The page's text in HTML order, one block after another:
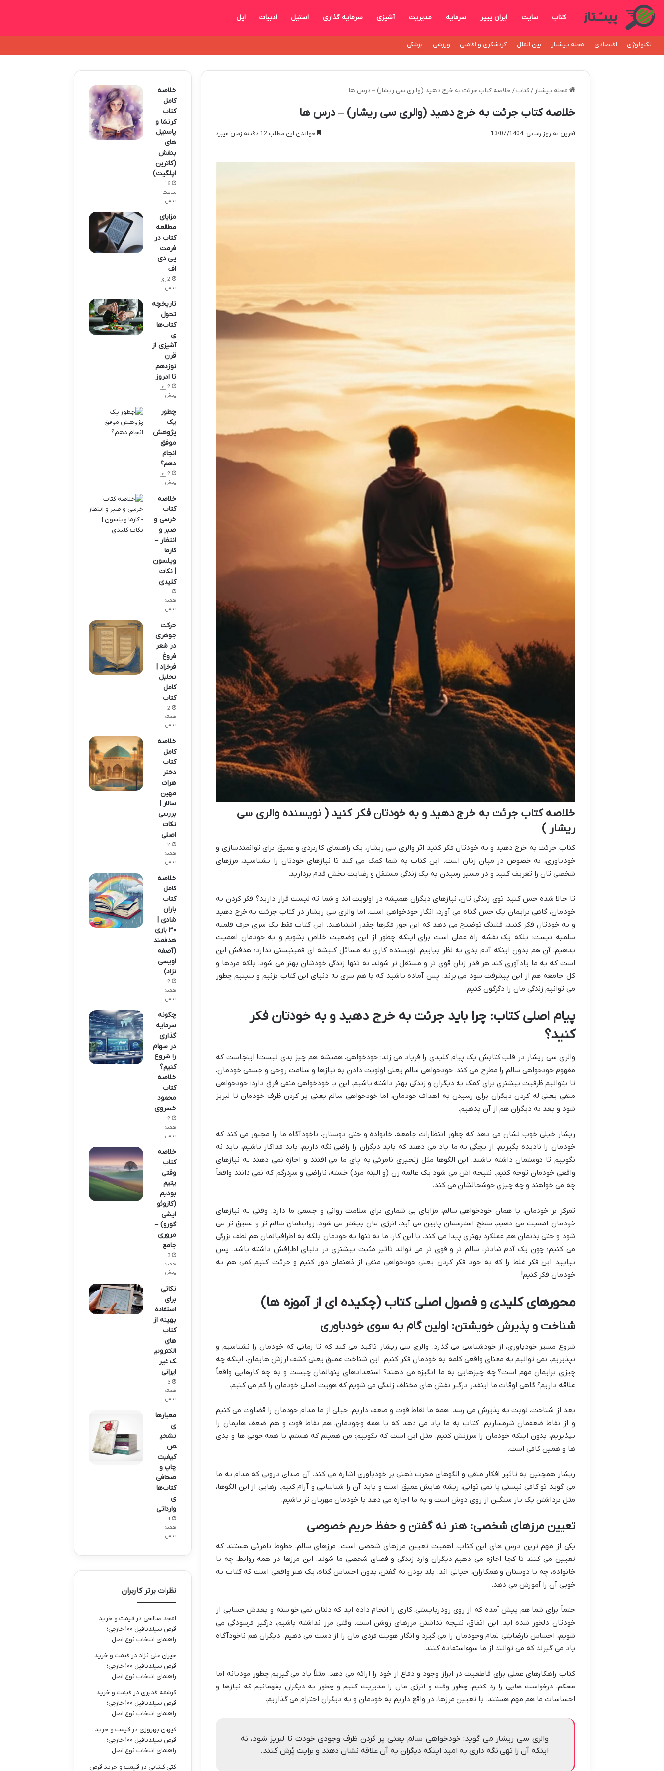
کتاب سایت ایران پیپر سرمایه مدیریت آشپزی سرمایه گذاری استیل ادبیات اپل
تکنولوژی اقتصادی مجله پیشتاز بین الملل گردشگری و اقامتی ورزشی پزشکی
مجله پیشتاز / کتاب / خلاصه کتاب جرئت به خرج دهید (والری سی ریشار) – درس ها
خلاصه کتاب جرئت به خرج دهید (والری سی ریشار) – درس ها
آخرین به روز رسانی: 13/07/1404 خواندن این مطلب 12 دقیقه زمان میبرد
خلاصه کتاب جرئت به خرج دهید و به خودتان فکر کنید ( نویسنده والری سی
ریشار )
کتاب جرئت به خرج دهید و به خودتان فکر کنید اثر والری سی ریشار، یک راهنمای کاربردی و عمیق برای توانمندسازی و
خودباوری، به خصوص در میان زنان است. این کتاب به شما کمک می کند تا نیازهای خودتان را بشناسید، مرزهای
شخصی تان را تعریف کنید و در مسیر رسیدن به یک زندگی مستقل و رضایت بخش قدم بردارید.
تا حالا شده حس کنید توی زندگی تان، نیازهای دیگران همیشه در اولویت اند و شما ته لیست قرار دارید؟ فکر کردن به
خودمان، گاهی برایمان یک حس گناه می آورد، انگار خودخواهی است. اما والری سی ریشار در کتاب جرئت به خرج دهید
و به خودتان فکر کنید، قشنگ توضیح می دهد که این جور فکرها چقدر اشتباهند. این کتاب فقط یک سری حرف قلمبه
سلمبه نیست؛ بلکه یک نقشه راه عملی است برای اینکه چطور از این وضعیت خلاص بشویم و به خودمان اهمیت
بدهیم، آن هم بدون اینکه آدم بدی به نظر بیاییم. نویسنده کاری به مسائل کلیشه ای فمینیستی ندارد؛ هدفش این
است که به ما یادآوری کند هر قدر زنان قوی تر و مستقل تر شوند، نه تنها زندگی خودشان بهتر می شود، بلکه مردها و
کل جامعه هم از این پیشرفت سود می برند. پس آماده باشید که با هم سری به دنیای این کتاب بزنیم و ببینیم چطور
می توانیم زندگی مان را دگرگون کنیم.
پیام اصلی کتاب: چرا باید جرئت به خرج دهید و به خودتان فکر
کنید؟
والری سی ریشار در قلب کتابش یک پیام کلیدی را فریاد می زند: خودخواهی، همیشه هم چیز بدی نیست! اینجاست که
مفهوم خودخواهی سالم را مطرح می کند. خودخواهی سالم یعنی اولویت دادن به نیازها و سلامت روحی و جسمی خودمان،
تا بتوانیم ظرفیت بیشتری برای کمک به دیگران و زندگی بهتر داشته باشیم. این با خودخواهی منفی فرق دارد؛ خودخواهی
منفی یعنی له کردن دیگران برای رسیدن به اهداف خودمان، اما خودخواهی سالم یعنی پر کردن ظرف خودمان تا لبریز
شود و بعد به دیگران هم از آن بدهیم.
ریشار خیلی خوب نشان می دهد که چطور انتظارات جامعه، خانواده و حتی دوستان، ناخودآگاه ما را مجبور می کند که
خودمان را نادیده بگیریم. از بچگی به ما یاد می دهند که باید دیگران را راضی نگه داریم، باید فداکار باشیم، باید نه
نگوییم تا دوستمان داشته باشند. این الگوها مثل زنجیری نامرئی به پای ما می افتند و اجازه نمی دهند به نیازهای
واقعی خودمان توجه کنیم. نتیجه اش می شود یک عالمه زن (و البته مرد) خسته، ناراضی و سردرگم که نمی دانند واقعاً
چه می خواهند و چه چیزی خوشحالشان می کند.
تمرکز بر خودمان، یا همان خودخواهی سالم، مزایای بی شماری برای سلامت روانی و جسمی ما دارد. وقتی به نیازهای
خودمان اهمیت می دهیم، سطح استرسمان پایین می آید، انرژی مان بیشتر می شود، روابطمان سالم تر و عمیق تر می
شود و حتی بدنمان هم عملکرد بهتری پیدا می کند. با این کار، ما نه تنها به خودمان بلکه به اطرافیانمان هم لطف بزرگی
می کنیم؛ چون یک آدم شادتر، سالم تر و قوی تر می تواند تاثیر مثبت بیشتری در دنیای اطرافش داشته باشد. پس
بیایید این فکر غلط را که به خود فکر کردن یعنی خودخواهی منفی از ذهنمان دور کنیم و جرئت کنیم کمی هم به
خودمان فکر کنیم!
محورهای کلیدی و فصول اصلی کتاب (چکیده ای از آموزه ها)
شناخت و پذیرش خویشتن: اولین گام به سوی خودباوری
شروع مسیر خودباوری، از خودشناسی می گذرد. والری سی ریشار تاکید می کند که تا زمانی که خودمان را نشناسیم و
نپذیریم، نمی توانیم به معنای واقعی کلمه به خودمان فکر کنیم. این شناخت عمیق یعنی کشف ارزش هایمان، اینکه چه
چیزی برایمان مهم است؟ چه چیزهایی به ما انگیزه می دهند؟ استعدادهای پنهانمان چیست و به چه کارهایی واقعاً
علاقه داریم؟ گاهی اوقات ما اینقدر درگیر نقش های مختلف زندگی می شویم که هویت اصلی خودمان را گم می کنیم.
بعد از شناخت، نوبت به پذیرش می رسد. همه ما نقاط قوت و ضعف داریم. خیلی از ما مدام خودمان را قضاوت می کنیم
و از نقاط ضعفمان شرمساریم. کتاب به ما یاد می دهد که با همه وجودمان، هم نقاط قوت و هم ضعف هایمان را
بپذیریم، بدون اینکه خودمان را سرزنش کنیم. مثل این است که بگوییم: من همینم که هستم، با همه خوبی ها و بدی
ها و همین کافی است.
ریشار همچنین به تاثیر افکار منفی و الگوهای مخرب ذهنی بر خودباوری اشاره می کند. آن صدای درونی که مدام به ما
می گوید تو کافی نیستی یا نمی توانی، ریشه هایش عمیق است و باید آن را شناسایی و آرام کنیم. رهایی از این الگوها،
مثل برداشتن یک بار سنگین از روی دوش است و به ما اجازه می دهد با خودمان مهربان تر باشیم.
تعیین مرزهای شخصی: هنر نه گفتن و حفظ حریم خصوصی
یکی از مهم ترین درس های این کتاب، اهمیت تعیین مرزهای شخصی است. مرزهای سالم، خطوط نامرئی هستند که
تعیین می کنند تا کجا اجازه می دهیم دیگران وارد زندگی و فضای شخصی ما شوند. این مرزها در همه روابط، چه با
خانواده، چه با دوستان و همکاران، حیاتی اند. بلد بودن نه گفتن، بدون احساس گناه، یک هنر واقعی است که کتاب به
خوبی آن را آموزش می دهد.
حتماً برای شما هم پیش آمده که از روی رودربایستی، کاری را انجام داده اید که دلتان نمی خواسته و بعدش حسابی از
خودتان دلخور شده اید. این اتفاق، نتیجه نداشتن مرزهای روشن است. وقتی مرز نداشته باشیم، درگیر فرسودگی می
شویم، احساس نارضایتی تمام وجودمان را می گیرد و انگار هویت فردی مان را از دست می دهیم. دیگران هم ناخودآگاه
یاد می گیرند که می توانند از ما سوءاستفاده کنند.
کتاب راهکارهای عملی برای قاطعیت در ابراز وجود و دفاع از خود را ارائه می دهد. مثلاً یاد می گیریم چطور مودبانه اما
محکم، درخواست هایی را رد کنیم، چطور وقت و انرژی مان را مدیریت کنیم و چطور به دیگران بفهمانیم که نیازها و
احساسات ما هم مهم هستند. با تعیین مرزها، در واقع داریم به خودمان و به دیگران احترام می گذاریم.
والری سی ریشار می گوید: خودخواهی سالم یعنی پر کردن ظرف وجودی خودت تا لبریز شود، نه
اینکه آن را تهی نگه داری به امید اینکه دیگران به آن علاقه نشان دهند و برایت پُرش کنند.
خلاصه
کامل
کتاب
کرنشا و
پاستیل
های
بنفش
(کاترین
اپلگیت)
16
ساعت
پیش
مزایای
مطالعه
کتاب در
فرمت
پی دی
اف
2 روز
پیش
تاریخچه
تحول
کتاب‌ها
ی
آشپزی از
قرن
نوزدهم
تا امروز
2 روز
پیش
چطور
یک
پژوهش
موفق
انجام
دهم؟
2 روز
پیش
خلاصه
کتاب
خرسی و
صبر و
انتظار –
کارما
ویلسون
| نکات
کلیدی
1
هفته
پیش
حرکت
جوهری
در شعر
فروغ
فرخزاد |
تحلیل
کامل
کتاب
2
هفته
پیش
خلاصه
کامل
کتاب
دختر
هرات
مهین
سالار |
بررسی
نکات
اصلی
2
هفته
پیش
خلاصه
کامل
کتاب
باران
شادی |
۳۰ بازی
هدفمند
(آصفه
اویسی
نژاد)
2
هفته
پیش
چگونه
سرمایه
گذاری
در سهام
را شروع
کنیم؟
خلاصه
کتاب
محمود
خسروی
2
هفته
پیش
خلاصه
کتاب
وقتی
یتیم
بودیم
(کازوئو
ایشی
گورو) –
مروری
جامع
3
هفته
پیش
نکاتی
برای
استفاده
بهینه از
کتاب
های
الکترونی
ک غیر
ایرانی
3
هفته
پیش
معیارها
ی
تشخی
ص
کیفیت
چاپ و
صحافی
کتاب‌ها
ی
وارداتی
4
هفته
پیش
نظرات برتر کاربران
امجد صالحی در قیمت و خرید
قرص سیلدنافیل ۱۰۰ خارجی؛
راهنمای انتخاب نوع اصل
جیران علی نژاد در قیمت و خرید
قرص سیلدنافیل ۱۰۰ خارجی؛
راهنمای انتخاب نوع اصل
کرشمه قدیری در قیمت و خرید
قرص سیلدنافیل ۱۰۰ خارجی؛
راهنمای انتخاب نوع اصل
کیهان بهروزی در قیمت و خرید
قرص سیلدنافیل ۱۰۰ خارجی؛
راهنمای انتخاب نوع اصل
کتی کشانی در قیمت و خرید قرص